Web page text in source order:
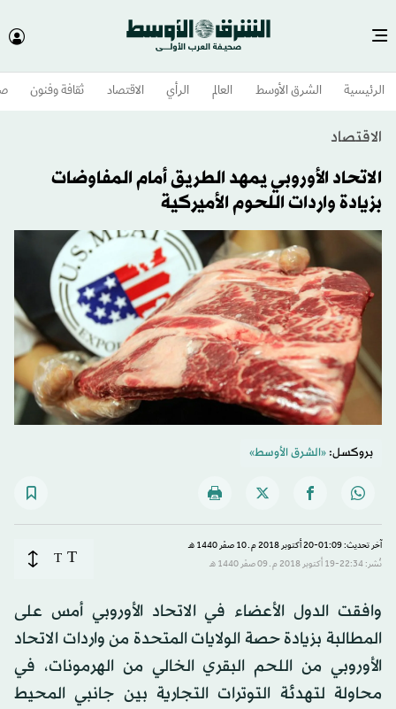
الرئيسية الشرق الأوسط​ العالم الرأي الاقتصاد ثقافة وفنون
الاقتصاد
الاتحاد الأوروبي يمهد الطريق أمام المفاوضات
بزيادة واردات اللحوم الأميركية
بروكسل:«الشرق الأوسط»
آخر تحديث: 01:09-20 أكتوبر 2018 م ـ 10 صفَر 1440 هـ
نُشر: 22:34-19 أكتوبر 2018 م ـ 09 صفَر 1440 هـ
T
T
وافقت الدول الأعضاء في الاتحاد الأوروبي أمس على
المطالبة بزيادة حصة الولايات المتحدة من واردات الاتحاد
الأوروبي من اللحم البقري الخالي من الهرمونات، في
محاولة لتهدئة التوترات التجارية بين جانبي المحيط